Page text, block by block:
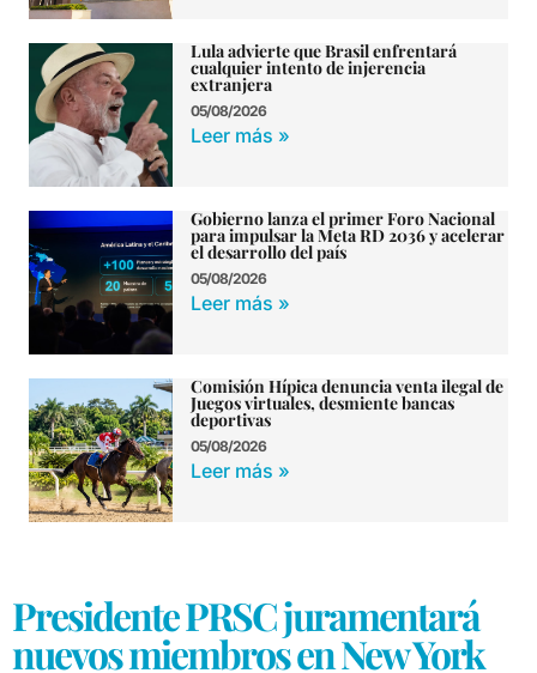
Lula advierte que Brasil enfrentará
cualquier intento de injerencia
extranjera
05/08/2026
Leer más »
Gobierno lanza el primer Foro Nacional
para impulsar la Meta RD 2036 y acelerar
el desarrollo del país
05/08/2026
Leer más »
Comisión Hípica denuncia venta ilegal de
Juegos virtuales, desmiente bancas
deportivas
05/08/2026
Leer más »
Presidente PRSC juramentará
nuevos miembros en New York